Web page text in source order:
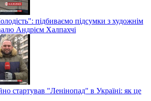
підбиваємо підсумки з художнім
Андрієм Халпахчі
стартував "Ленінопад" в Україні: як це